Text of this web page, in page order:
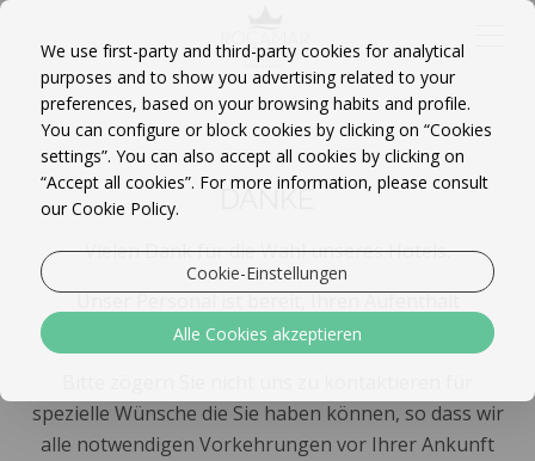
DANKE
Vielen Dank für die Wahl unseres Hotels.
Unser Personal ist bereit, Ihren Aufenthalt
unvergesslich machen.
spezielle Wünsche die Sie haben können, so dass wir
alle notwendigen Vorkehrungen vor Ihrer Ankunft
We use first-party and third-party cookies for analytical
purposes and to show you advertising related to your
preferences, based on your browsing habits and profile.
You can configure or block cookies by clicking on “Cookies
settings”. You can also accept all cookies by clicking on
“Accept all cookies”. For more information, please consult
our Cookie Policy.
Cookie-Einstellungen
Alle Cookies akzeptieren